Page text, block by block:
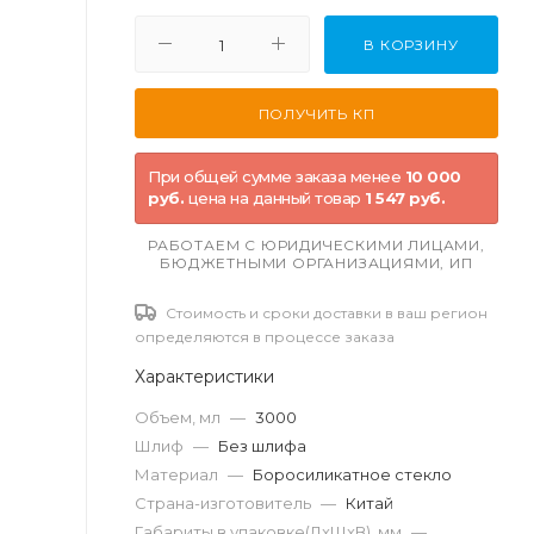
В КОРЗИНУ
При общей сумме заказа менее 10 000
руб. цена на данный товар 1 547 руб.
РАБОТАЕМ С ЮРИДИЧЕСКИМИ ЛИЦАМИ,
БЮДЖЕТНЫМИ ОРГАНИЗАЦИЯМИ, ИП
Стоимость и сроки доставки в ваш регион
определяются в процессе заказа
Характеристики
Объем, мл — 3000
Шлиф — Без шлифа
Материал — Боросиликатное стекло
Страна-изготовитель — Китай